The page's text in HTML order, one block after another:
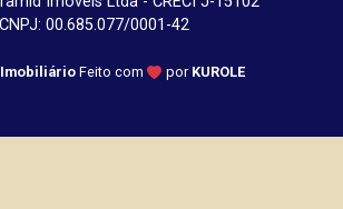
CNPJ: 00.685.077/0001-42
Imobiliário Feito com por KUROLE